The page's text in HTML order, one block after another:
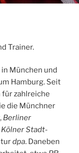
Trainer.
München und
Hamburg. Seit
zahlreiche
die Münchner
, Berliner
Kölner Stadt-
dpa. Daneben